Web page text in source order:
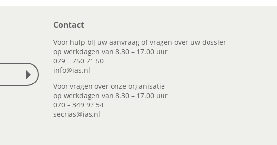
Contact
Voor hulp bij uw aanvraag of vragen over uw dossier
op werkdagen van 8.30 – 17.00 uur
079 – 750 71 50
info@ias.nl
Voor vragen over onze organisatie
op werkdagen van 8.30 – 17.00 uur
070 – 349 97 54
secrias@ias.nl